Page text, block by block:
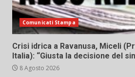
Comunicati Stampa
Crisi idrica a Ravanusa, Miceli
Italia): “Giusta la decisione del
8 Agosto 2026